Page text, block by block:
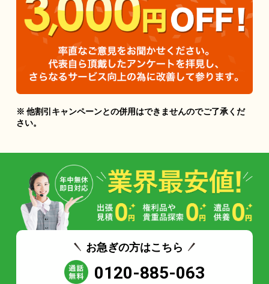
※ 他割引キャンペーンとの併用はできませんのでご了承くだ
さい。
お急ぎの方はこちら
0120-885-063